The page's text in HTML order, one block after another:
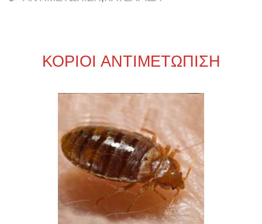
ΚΟΡΙΟΙ ΑΝΤΙΜΕΤΩΠΙΣΗ